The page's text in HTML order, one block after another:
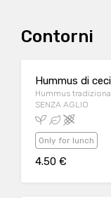
Contorni
Hummus di
Hummus
SENZA AGLIO
Only for lunch
4.50 €